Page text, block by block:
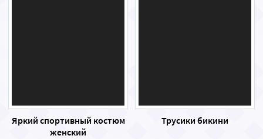
Яркий спортивный костюм
женский
Трусики бикини